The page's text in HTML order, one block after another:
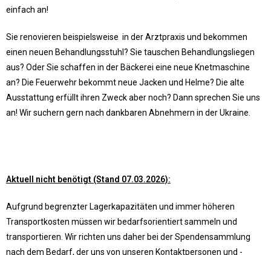
einfach an!
Sie renovieren beispielsweise in der Arztpraxis und bekommen
einen neuen Behandlungsstuhl? Sie tauschen Behandlungsliegen
aus? Oder Sie schaffen in der Bäckerei eine neue Knetmaschine
an? Die Feuerwehr bekommt neue Jacken und Helme? Die alte
Ausstattung erfüllt ihren Zweck aber noch? Dann sprechen Sie uns
an! Wir suchern gern nach dankbaren Abnehmern in der Ukraine.
Aktuell nicht benötigt (Stand 07.03.2026):
Aufgrund begrenzter Lagerkapazitäten und immer höheren
Transportkosten müssen wir bedarfsorientiert sammeln und
transportieren. Wir richten uns daher bei der Spendensammlung
nach dem Bedarf, der uns von unseren Kontaktpersonen und -